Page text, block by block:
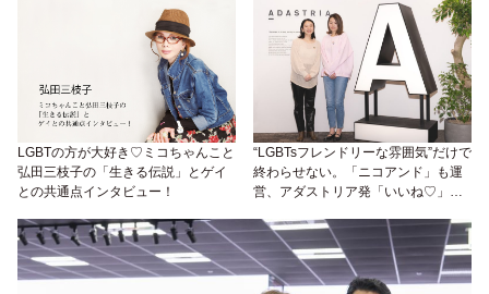
LGBTの方が大好き♡ミコちゃんこと
弘田三枝子の「生きる伝説」とゲイ
との共通点インタビュー！
“LGBTsフレンドリーな雰囲気”だけで
終わらせない。「ニコアンド」も運
営、アダストリア発「いいね♡」を
取り組みが知りたい！